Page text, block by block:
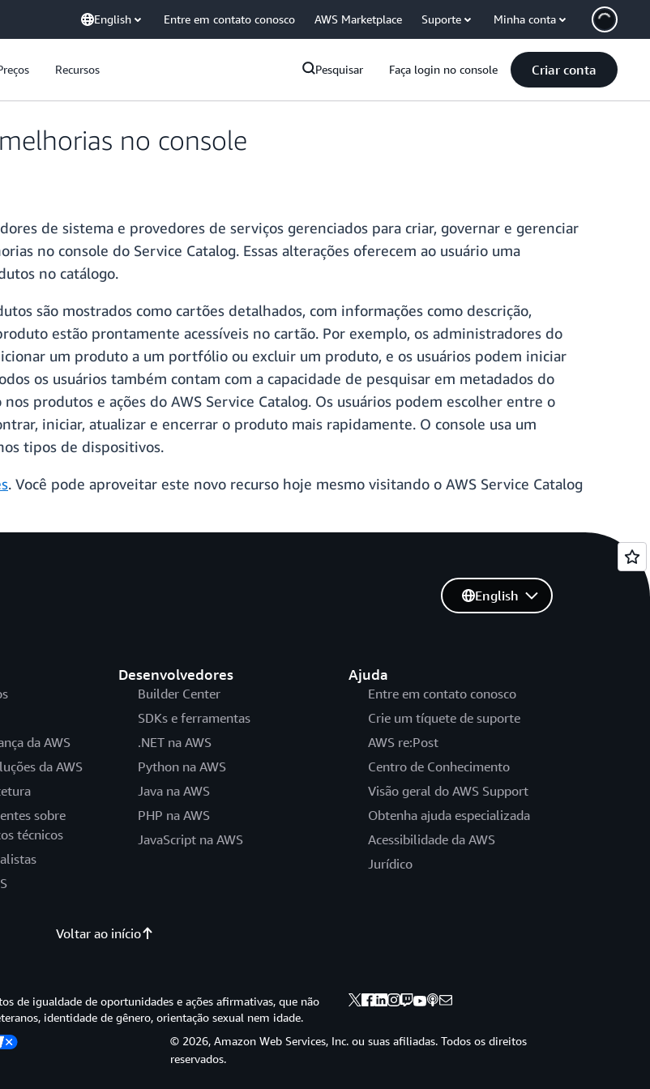
English Entre em contato conosco AWS Marketplace Suporte Minha conta
Recursos Pesquisar Faça login no console Criar conta
no console
de sistema e provedores de serviços gerenciados para criar, governar e gerenciar
no console do Service Catalog. Essas alterações oferecem ao usuário uma
no catálogo.
são mostrados como cartões detalhados, com informações como descrição,
estão prontamente acessíveis no cartão. Por exemplo, os administradores do
um produto a um portfólio ou excluir um produto, e os usuários podem iniciar
os usuários também contam com a capacidade de pesquisar em metadados do
produtos e ações do AWS Service Catalog. Os usuários podem escolher entre o
iniciar, atualizar e encerrar o produto mais rapidamente. O console usa um
tipos de dispositivos.
. Você pode aproveitar este novo recurso hoje mesmo visitando o AWS Service Catalog
da AWS
da AWS
sobre
técnicos
Desenvolvedores
Builder Center
SDKs e ferramentas
.NET na AWS
Python na AWS
Java na AWS
PHP na AWS
JavaScript na AWS
Ajuda
Entre em contato conosco
Crie um tíquete de suporte
AWS re:Post
Centro de Conhecimento
Visão geral do AWS Support
Obtenha ajuda especializada
Acessibilidade da AWS
Jurídico
English
Voltar ao início
de igualdade de oportunidades e ações afirmativas, que não
identidade de gênero, orientação sexual nem idade.
© 2026, Amazon Web Services, Inc. ou suas afiliadas. Todos os direitos
reservados.